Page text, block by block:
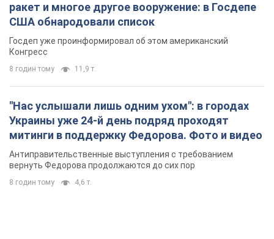
ракет и многое другое вооружение: в Госдепе
США обнародовали список
Госдеп уже проинформировал об этом американский
Конгресс
8 годин тому 11,9 т.
"Нас услышали лишь одним ухом": в городах
Украины уже 24-й день подряд проходят
митинги в поддержку Федорова. Фото и видео
Антиправительственные выступления с требованием
вернуть Федорова продолжаются до сих пор
8 годин тому 4,6 т.